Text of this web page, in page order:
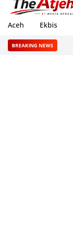
Aceh Ekbis
BREAKING NEWS